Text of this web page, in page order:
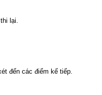
lại.
đến các điểm kế tiếp.